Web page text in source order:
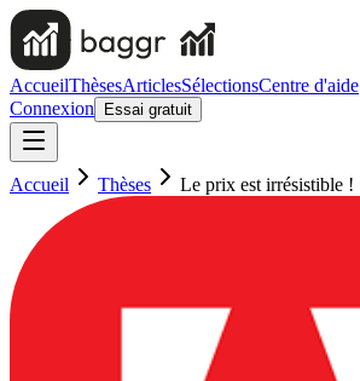
AccueilThèsesArticlesSélectionsCentre d'aide
Connexion
Essai gratuit
Accueil Thèses Le prix est irrésistible !